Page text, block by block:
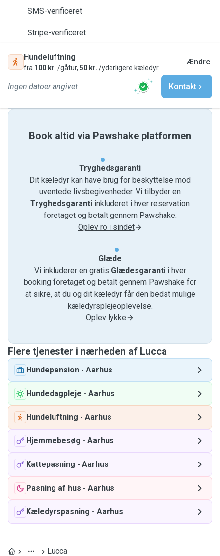
SMS-verificeret
Stripe-verificeret
Hundeluftning
fra 100 kr. /gåtur, 50 kr. /yderligere kæledyr
Ændre
Ingen datoer angivet Kontakt
Book altid via Pawshake platformen
Tryghedsgaranti
Dit kæledyr kan have brug for beskyttelse mod
uventede livsbegivenheder. Vi tilbyder en
Tryghedsgaranti inkluderet i hver reservation
foretaget og betalt gennem Pawshake.
Oplev ro i sindet
Glæde
Vi inkluderer en gratis Glædesgarantii hver
booking foretaget og betalt gennem Pawshake for
at sikre, at du og dit kæledyr får den bedst mulige
kæledyrsplejeoplevelse.
Oplev lykke
Flere tjenester i nærheden af ​​Lucca
Hundepension - Aarhus
Hundedagpleje - Aarhus
Hundeluftning - Aarhus
Hjemmebesøg - Aarhus
Kattepasning - Aarhus
Pasning af hus - Aarhus
Kæledyrspasning - Aarhus
Lucca